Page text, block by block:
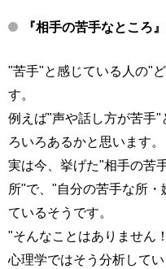
『相手の苦手なところ
"苦手"と感じている人の"
す。
例えば"声や話し方が苦手
ろいろあるかと思います。
実は今、挙げた"相手の苦
所"で、"自分の苦手な所
ているそうです。
"そんなことはありません
心理学ではそう分析してい